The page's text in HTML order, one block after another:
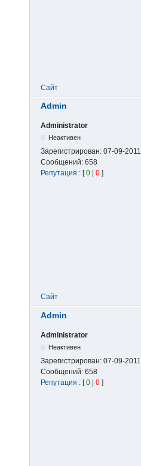
Сайт
Admin
Administrator
Неактивен
Зарегистрирован: 07-09-2011
Сообщений: 658
Репутация : [0 0 ]
Сайт
Admin
Administrator
Неактивен
Зарегистрирован: 07-09-2011
Сообщений: 658
Репутация : [0 | 0 ]